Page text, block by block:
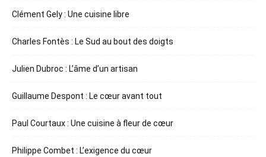
Clément Gely : Une cuisine libre
Charles Fontès : Le Sud au bout des doigts
Julien Dubroc : L’âme d’un artisan
Guillaume Despont : Le cœur avant tout
Paul Courtaux : Une cuisine à fleur de cœur
Philippe Combet : L’exigence du cœur